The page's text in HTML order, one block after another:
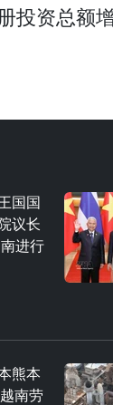
投资总额
国国
议长
进行
熊本
南劳